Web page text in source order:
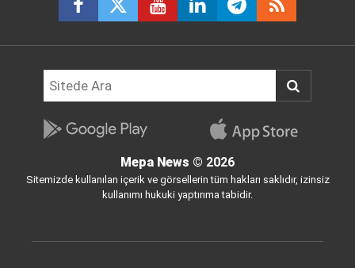
Mepa News © 2026
Sitemizde kullanılan içerik ve görsellerin tüm hakları saklıdır, izinsiz
kullanımı hukuki yaptırıma tabidir.